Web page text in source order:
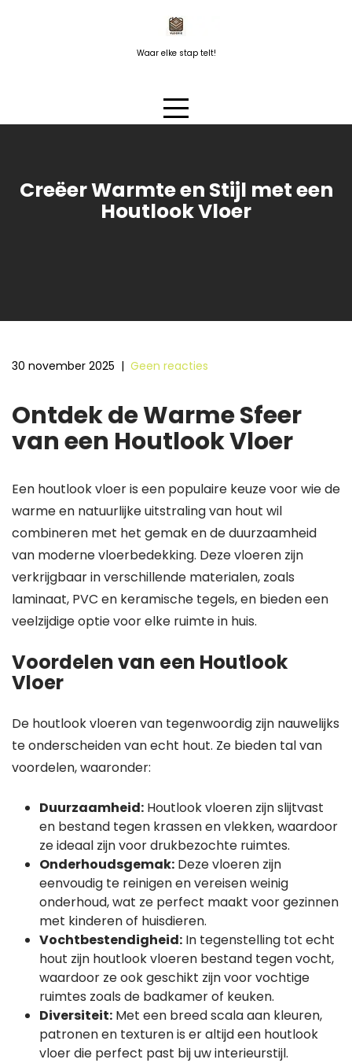
Waar elke stap telt!
Creëer Warmte en Stijl met een
Houtlook Vloer
30 november 2025 | Geen reacties
Ontdek de Warme Sfeer
van een Houtlook Vloer
Een houtlook vloer is een populaire keuze voor wie de
warme en natuurlijke uitstraling van hout wil
combineren met het gemak en de duurzaamheid
van moderne vloerbedekking. Deze vloeren zijn
verkrijgbaar in verschillende materialen, zoals
laminaat, PVC en keramische tegels, en bieden een
veelzijdige optie voor elke ruimte in huis.
Voordelen van een Houtlook
Vloer
De houtlook vloeren van tegenwoordig zijn nauwelijks
te onderscheiden van echt hout. Ze bieden tal van
voordelen, waaronder:
Duurzaamheid: Houtlook vloeren zijn slijtvast
en bestand tegen krassen en vlekken, waardoor
ze ideaal zijn voor drukbezochte ruimtes.
Onderhoudsgemak: Deze vloeren zijn
eenvoudig te reinigen en vereisen weinig
onderhoud, wat ze perfect maakt voor gezinnen
met kinderen of huisdieren.
Vochtbestendigheid: In tegenstelling tot echt
hout zijn houtlook vloeren bestand tegen vocht,
waardoor ze ook geschikt zijn voor vochtige
ruimtes zoals de badkamer of keuken.
Diversiteit: Met een breed scala aan kleuren,
patronen en texturen is er altijd een houtlook
vloer die perfect past bij uw interieurstijl.